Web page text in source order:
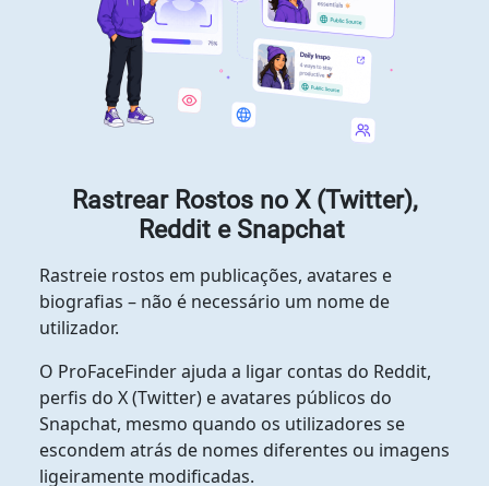
Rastrear Rostos no X (Twitter),
Reddit e Snapchat
Rastreie rostos em publicações, avatares e
biografias – não é necessário um nome de
utilizador.
O ProFaceFinder ajuda a ligar contas do Reddit,
perfis do X (Twitter) e avatares públicos do
Snapchat, mesmo quando os utilizadores se
escondem atrás de nomes diferentes ou imagens
ligeiramente modificadas.